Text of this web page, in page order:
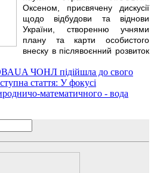
Оксеном, присвячену дискусії
щодо відбудови та віднови
України, створенню учнями
плану та карти особистого
внеску в післявоєнний розвиток
ЧОНЛ підійшла до свого
стаття: У фокусі
математичного - вода